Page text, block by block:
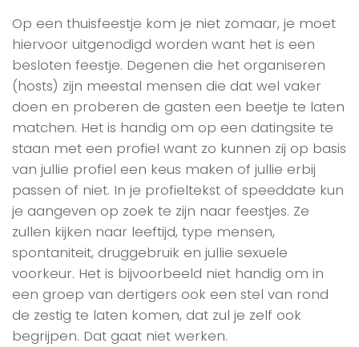
Op een thuisfeestje kom je niet zomaar, je moet
hiervoor uitgenodigd worden want het is een
besloten feestje. Degenen die het organiseren
(hosts) zijn meestal mensen die dat wel vaker
doen en proberen de gasten een beetje te laten
matchen. Het is handig om op een datingsite te
staan met een profiel want zo kunnen zij op basis
van jullie profiel een keus maken of jullie erbij
passen of niet. In je profieltekst of speeddate kun
je aangeven op zoek te zijn naar feestjes. Ze
zullen kijken naar leeftijd, type mensen,
spontaniteit, druggebruik en jullie sexuele
voorkeur. Het is bijvoorbeeld niet handig om in
een groep van dertigers ook een stel van rond
de zestig te laten komen, dat zul je zelf ook
begrijpen. Dat gaat niet werken.